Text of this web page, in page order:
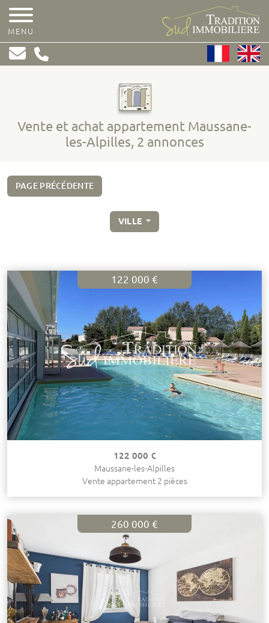
MENU
Vente et achat appartement Maussane-
les-Alpilles, 2 annonces
PAGE PRÉCÉDENTE
VILLE
122 000 €
122 000 €
Maussane-les-Alpilles
Vente appartement 2 pièces
260 000 €